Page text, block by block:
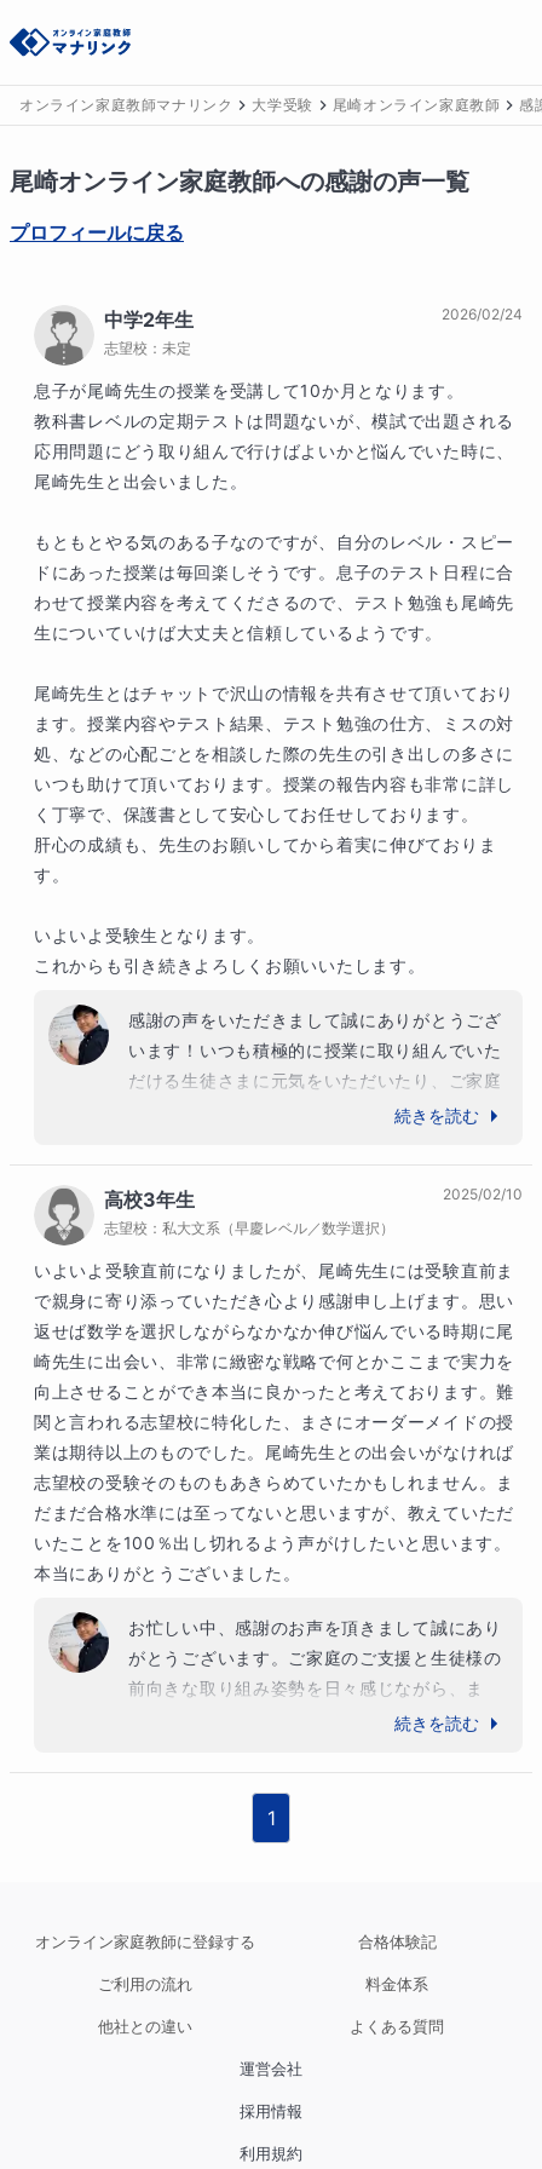
オンライン家庭教師マナリンク 大学受験 尾崎オンライン家庭教師 感
尾崎オンライン家庭教師への感謝の声一覧
プロフィールに戻る
中学2年生
志望校： 未定
2026/02/24
息子が尾崎先生の授業を受講して10か月となります。
教科書レベルの定期テストは問題ないが、模試で出題される
応用問題にどう取り組んで行けばよいかと悩んでいた時に、
尾崎先生と出会いました。
もともとやる気のある子なのですが、自分のレベル・スピー
ドにあった授業は毎回楽しそうです。息子のテスト日程に合
わせて授業内容を考えてくださるので、テスト勉強も尾崎先
生についていけば大丈夫と信頼しているようです。
尾崎先生とはチャットで沢山の情報を共有させて頂いており
ます。授業内容やテスト結果、テスト勉強の仕方、ミスの対
処、などの心配ごとを相談した際の先生の引き出しの多さに
いつも助けて頂いております。授業の報告内容も非常に詳し
く丁寧で、保護書として安心してお任せしております。
肝心の成績も、先生のお願いしてから着実に伸びておりま
す。
いよいよ受験生となります。
これからも引き続きよろしくお願いいたします。
感謝の声をいただきまして誠にありがとうござ
います！いつも積極的に授業に取り組んでいた
だける生徒さまに元気をいただいたり、ご家庭
との一体感を感じさせていただきながら、講師
ていただいております。指導内容を素直にどん
どん吸収してくれる姿には心動かされます。今
後の更なるご成長を一緒に見届けさせていただ
けることが何よりありがたいです。楽しみにし
ながら一緒に頑張って参ります。引き続きよろ
しくお願いいたします！
続きを読む
高校3年生
志望校： 私大文系（早慶レベル／数学選択）
2025/02/10
いよいよ受験直前になりましたが、尾崎先生には受験直前ま
で親身に寄り添っていただき心より感謝申し上げます。思い
返せば数学を選択しながらなかなか伸び悩んでいる時期に尾
崎先生に出会い、非常に緻密な戦略で何とかここまで実力を
向上させることができ本当に良かったと考えております。難
関と言われる志望校に特化した、まさにオーダーメイドの授
業は期待以上のものでした。尾崎先生との出会いがなければ
志望校の受験そのものもあきらめていたかもしれません。ま
だまだ合格水準には至ってないと思いますが、教えていただ
いたことを100％出し切れるよう声がけしたいと思います。
本当にありがとうございました。
お忙しい中、感謝のお声を頂きまして誠にあり
がとうございます。ご家庭のご支援と生徒様の
前向きな取り組み姿勢を日々感じながら、ま
た、温かいお声かけのおかげで最後まで伴走さ
謝申し上げます。学部毎に特徴のある私大入試
に対して出題意図を汲み取り、必要なノウハウ
の習得と活用できる演習を積むことが特に重要
続きを読む
1
オンライン家庭教師に登録する 合格体験記
ご利用の流れ 料金体系
他社との違い よくある質問
運営会社
採用情報
利用規約